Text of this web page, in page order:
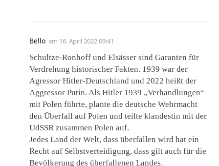
Bello am 16. April 2022 09:41
Schultze-Ronhoff und Elsässer sind Garanten für
Verdrehung historischer Fakten. 1939 war der
Agressor Hitler-Deutschland und 2022 heißt der
Aggressor Putin. Als Hitler 1939 „Verhandlungen“
mit Polen führte, plante die deutsche Wehrmacht
den Überfall auf Polen und teilte klandestin mit der
UdSSR zusammen Polen auf.
Jedes Land der Welt, dass überfallen wird hat ein
Recht auf Selbstverteidigung, dass gilt auch für die
Bevölkerung des überfallenen Landes.